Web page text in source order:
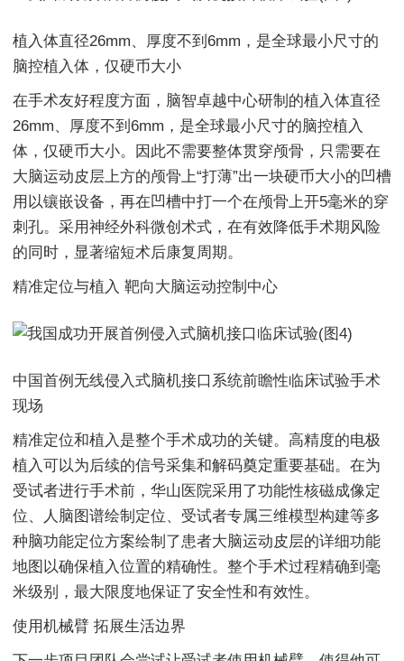
植入体直径26mm、厚度不到6mm，是全球最小尺寸的
脑控植入体，仅硬币大小
在手术友好程度方面，脑智卓越中心研制的植入体直径
26mm、厚度不到6mm，是全球最小尺寸的脑控植入
体，仅硬币大小。因此不需要整体贯穿颅骨，只需要在
大脑运动皮层上方的颅骨上“打薄”出一块硬币大小的凹槽
用以镶嵌设备，再在凹槽中打一个在颅骨上开5毫米的穿
刺孔。采用神经外科微创术式，在有效降低手术期风险
的同时，显著缩短术后康复周期。
精准定位与植入 靶向大脑运动控制中心
中国首例无线侵入式脑机接口系统前瞻性临床试验手术
现场
精准定位和植入是整个手术成功的关键。高精度的电极
植入可以为后续的信号采集和解码奠定重要基础。在为
受试者进行手术前，华山医院采用了功能性核磁成像定
位、人脑图谱绘制定位、受试者专属三维模型构建等多
种脑功能定位方案绘制了患者大脑运动皮层的详细功能
地图以确保植入位置的精确性。整个手术过程精确到毫
米级别，最大限度地保证了安全性和有效性。
使用机械臂 拓展生活边界